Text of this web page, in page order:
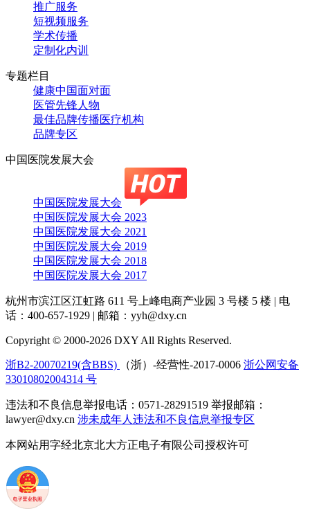
推广服务
短视频服务
学术传播
定制化内训
专题栏目
健康中国面对面
医管先锋人物
最佳品牌传播医疗机构
品牌专区
中国医院发展大会
中国医院发展大会
中国医院发展大会 2023
中国医院发展大会 2021
中国医院发展大会 2019
中国医院发展大会 2018
中国医院发展大会 2017
杭州市滨江区江虹路 611 号上峰电商产业园 3 号楼 5 楼
电
话：400-657-1929
邮箱：yyh@dxy.cn
Copyright © 2000-2026 DXY All Rights Reserved.
浙B2-20070219(含BBS) （浙）-经营性-2017-0006 浙公网安备
33010802004314 号
违法和不良信息举报电话：0571-28291519 举报邮箱：
lawyer@dxy.cn 涉未成年人违法和不良信息举报专区
本网站用字经北京北大方正电子有限公司授权许可